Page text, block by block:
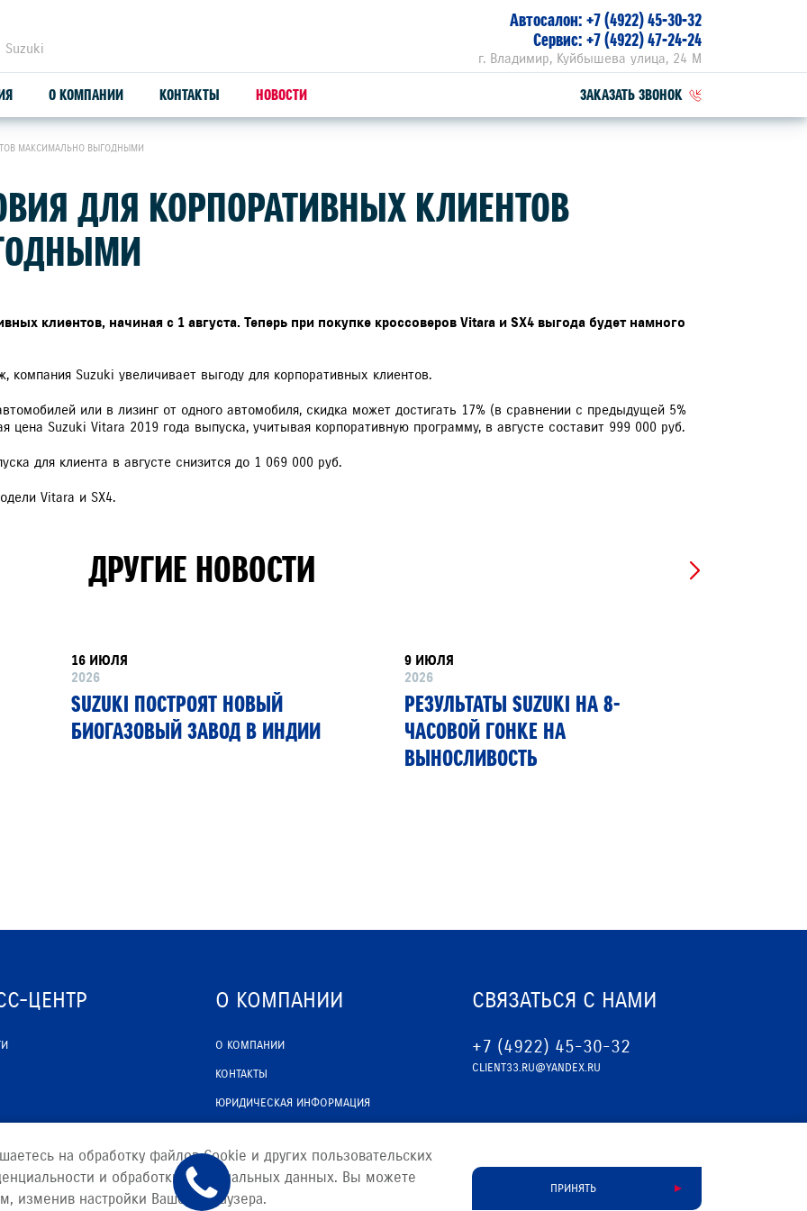
г. Владимир, Куйбышева улица, 24 М
Автосалон: +7 (4922) 45-30-32
Сервис: +7 (4922) 47-24-24
ЗАПЧАСТИ И АКСЕССУАРЫ
ОРИГИНАЛЬНЫЕ ЗАПЧАСТИ
КУЗОВНЫЕ ЗАПЧАСТИ И РЕМОНТ
СПЕЦПРЕДЛОЖЕНИЯ
РАССЧИТАТЬ ТО СЕРВИСНЫЕ КАМПАНИИ
О КОМПАНИИ КОНТАКТЫ НОВОСТИ
БОНУСНАЯ ПРОГРАММА ДЛЯ
ЮРИДИЧЕСКИХ ЛИЦ
ЗАКАЗАТЬ ЗВОНОК
МАКСИМАЛЬНО ВЫГОДНЫМИ
ДЛЯ КОРПОРАТИВНЫХ КЛИЕНТОВ
клиентов, начиная с 1 августа. Теперь при покупке кроссоверов Vitara и SX4 выгода будет намного
Suzuki увеличивает выгоду для корпоративных клиентов.
или в лизинг от одного автомобиля, скидка может достигать 17% (в сравнении с предыдущей 5%
Suzuki Vitara 2019 года выпуска, учитывая корпоративную программу, в августе составит 999 000 руб.
для клиента в августе снизится до 1 069 000 руб.
Vitara и SX4.
ДРУГИЕ НОВОСТИ
16 ИЮЛЯ
2026
SUZUKI ПОСТРОЯТ НОВЫЙ
БИОГАЗОВЫЙ ЗАВОД В ИНДИИ
9 ИЮЛЯ
2026
РЕЗУЛЬТАТЫ SUZUKI НА 8-
ЧАСОВОЙ ГОНКЕ НА
ВЫНОСЛИВОСТЬ
ЦЕНТР О КОМПАНИИ
О КОМПАНИИ
КОНТАКТЫ
ЮРИДИЧЕСКАЯ ИНФОРМАЦИЯ
СВЯЗАТЬСЯ С НАМИ
+7 (4922) 45-30-32
CLIENT33.RU@YANDEX.RU
на обработку файлов Сookie и других пользовательских
и обработки персональных данных. Вы можете
изменив настройки Вашего браузера.
ПРИНЯТЬ